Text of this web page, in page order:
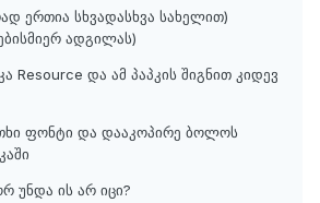
ერთია სხვადასხვა სახელით)
ადგილას)
Resource და ამ პაპკის შიგნით კიდევ
ფონტი და დააკოპირე ბოლოს
უნდა ის არ იცი?